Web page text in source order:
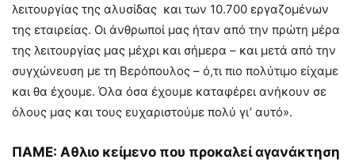
λειτουργίας της αλυσίδας και των 10.700 εργαζομένων
της εταιρείας. Οι άνθρωποί μας ήταν από την πρώτη μέρα
της λειτουργίας μας μέχρι και σήμερα – και μετά από την
συγχώνευση με τη Βερόπουλος – ό,τι πιο πολύτιμο είχαμε
και θα έχουμε. Όλα όσα έχουμε καταφέρει ανήκουν σε
όλους μας και τους ευχαριστούμε πολύ γι’ αυτό».
ΠΑΜΕ: Αθλιο κείμενο που προκαλεί αγανάκτηση